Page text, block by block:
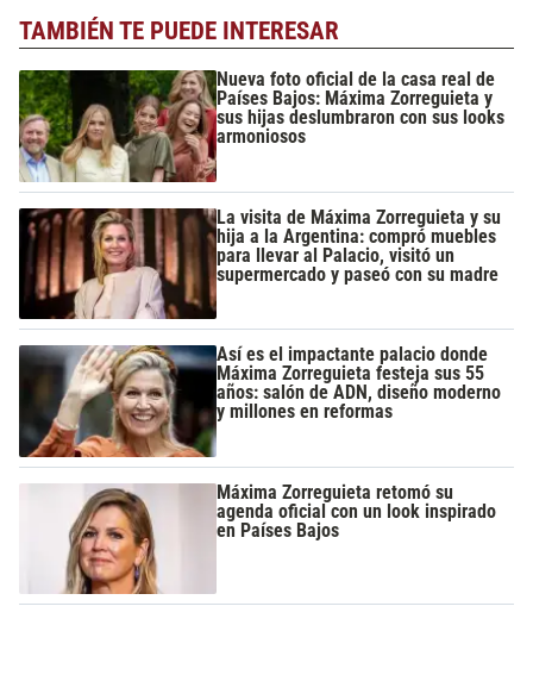
TAMBIÉN TE PUEDE INTERESAR
Nueva foto oficial de la casa real de
Países Bajos: Máxima Zorreguieta y
sus hijas deslumbraron con sus looks
armoniosos
La visita de Máxima Zorreguieta y su
hija a la Argentina: compró muebles
para llevar al Palacio, visitó un
supermercado y paseó con su madre
Así es el impactante palacio donde
Máxima Zorreguieta festeja sus 55
años: salón de ADN, diseño moderno
y millones en reformas
Máxima Zorreguieta retomó su
agenda oficial con un look inspirado
en Países Bajos